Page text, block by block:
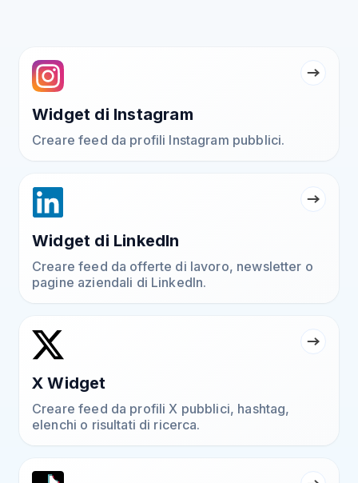
Widget di Instagram
Creare feed da profili Instagram pubblici.
Widget di LinkedIn
Creare feed da offerte di lavoro, newsletter o
pagine aziendali di LinkedIn.
X Widget
Creare feed da profili X pubblici, hashtag,
elenchi o risultati di ricerca.